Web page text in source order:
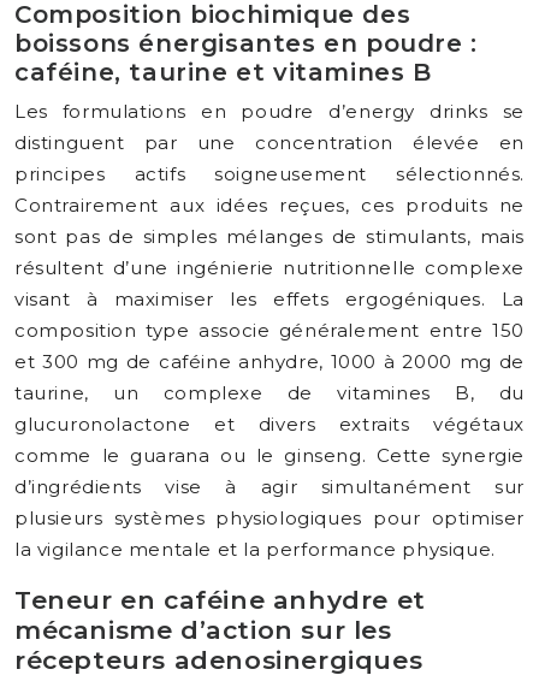
Composition biochimique des
boissons énergisantes en poudre :
caféine, taurine et vitamines B
Les formulations en poudre d’energy drinks se
distinguent par une concentration élevée en
principes actifs soigneusement sélectionnés.
Contrairement aux idées reçues, ces produits ne
sont pas de simples mélanges de stimulants, mais
résultent d’une ingénierie nutritionnelle complexe
visant à maximiser les effets ergogéniques. La
composition type associe généralement entre 150
et 300 mg de caféine anhydre, 1000 à 2000 mg de
taurine, un complexe de vitamines B, du
glucuronolactone et divers extraits végétaux
comme le guarana ou le ginseng. Cette synergie
d’ingrédients vise à agir simultanément sur
plusieurs systèmes physiologiques pour optimiser
la vigilance mentale et la performance physique.
Teneur en caféine anhydre et
mécanisme d’action sur les
récepteurs adenosinergiques